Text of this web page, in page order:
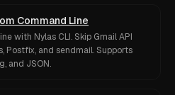
Command Line
with Nylas CLI. Skip Gmail API
Postfix, and sendmail. Supports
and JSON.